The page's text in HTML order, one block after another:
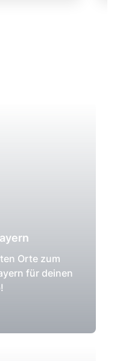
Orte zum
für deinen